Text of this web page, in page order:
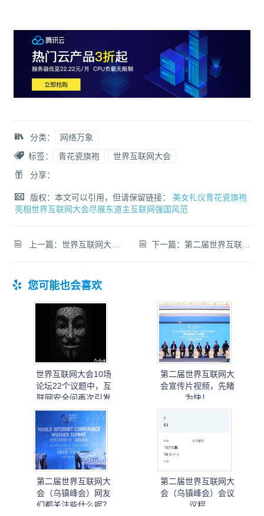
分类：
网络万象
标签：
青花瓷旗袍
世界互联网大会
分享：
版权：本文可以引用，但请保留链接： 美女礼仪青花瓷旗袍
亮相世界互联网大会尽展东道主互联网强国风范
上一篇： 世界互联网大会（2015年第二届乌镇峰会）领导、大咖、专家全来了！ 下一篇： 第二届世界互联网大会（乌镇峰会）会议议程
您可能也会喜欢
世界互联网大会10场
论坛22个议题中，互
联网安全问再次引发
关注！
第二届世界互联网大
会宣传片视频，先睹
为快！
第二届世界互联网大
会（乌镇峰会）网友
们都关注些什么呢？
第二届世界互联网大
会（乌镇峰会）会议
议程